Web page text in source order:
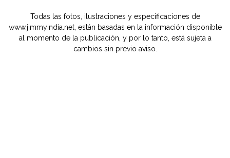
Todas las fotos, ilustraciones y especificaciones de
www.jimmyindia.net, están basadas en la información disponible
al momento de la publicación, y por lo tanto, está sujeta a
cambios sin previo aviso.